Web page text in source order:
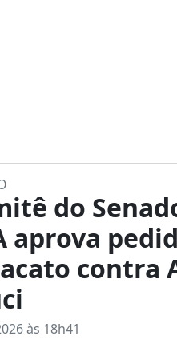
do
aprova
contra
às 18h41